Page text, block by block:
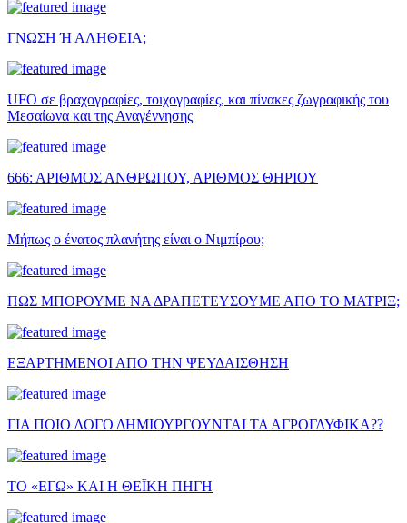
ΓΝΩΣΗ Ή ΑΛΗΘΕΙΑ;
UFO σε βραχογραφίες, τοιχογραφίες, και πίνακες ζωγραφικής του
Μεσαίωνα και της Αναγέννησης
666: ΑΡΙΘΜΟΣ ΑΝΘΡΩΠΟΥ, ΑΡΙΘΜΟΣ ΘΗΡΙΟΥ
Μήπως ο ένατος πλανήτης είναι ο Νιμπίρου;
ΠΩΣ ΜΠΟΡΟΥΜΕ ΝΑ ΔΡΑΠΕΤΕΥΣΟΥΜΕ ΑΠΟ ΤΟ ΜΑΤΡΙΞ;
ΕΞΑΡΤΗΜΕΝΟΙ ΑΠΟ ΤΗΝ ΨΕΥΔΑΙΣΘΗΣΗ
ΓΙΑ ΠΟΙΟ ΛΟΓΟ ΔΗΜΙΟΥΡΓΟΥΝΤΑΙ ΤΑ ΑΓΡΟΓΛΥΦΙΚΑ??
ΤΟ «ΕΓΩ» ΚΑΙ Η ΘΕΪΚΗ ΠΗΓΗ